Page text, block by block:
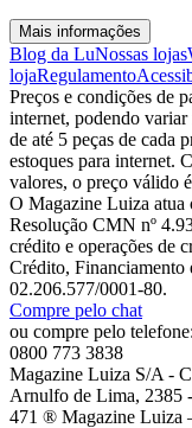
Mais informações
Blog da LuNossas lojas
lojaRegulamento
Preços e condições de
internet, podendo
de até 5 peças de cada
estoques para internet.
valores, o preço válido
O Magazine Luiza atua
Resolução CMN nº
crédito e operações de
Crédito, Financiamento
02.206.577/0001-80.
Compre pelo chat
ou compre pelo telefone:
0800 773 3838
Magazine Luiza S/A -
Arnulfo de Lima, 2385
471 ® Magazine Luiza